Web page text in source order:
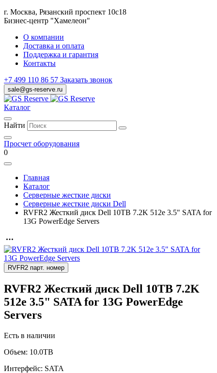
г. Москва, Рязанский проспект 10с18
Бизнес-центр "Хамелеон"
О компании
Доставка и оплата
Поддержка и гарантия
Контакты
+7 499 110 86 57 Заказать звонок
sale@gs-reserve.ru
Каталог
Найти
Просчет оборудования
0
Главная
Каталог
Серверные жесткие диски
Серверные жесткие диски Dell
RVFR2 Жесткий диск Dell 10TB 7.2K 512e 3.5" SATA for
13G PowerEdge Servers
RVFR2 парт. номер
RVFR2 Жесткий диск Dell 10TB 7.2K
512e 3.5" SATA for 13G PowerEdge
Servers
Есть в наличии
Объем: 10.0TB
Интерфейс: SATA